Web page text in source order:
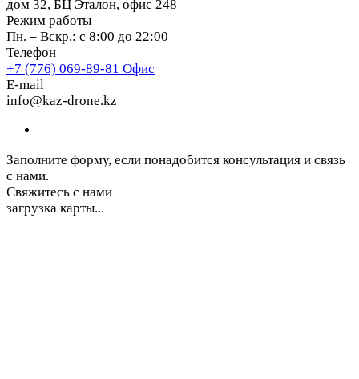
дом 32, БЦ Эталон, офис 248
Режим работы
Пн. – Вскр.: с 8:00 до 22:00
Телефон
+7 (776) 069-89-81 Офис
E-mail
info@kaz-drone.kz
Заполните форму, если понадобится консультация и связь
с нами.
Свяжитесь с нами
загрузка карты...